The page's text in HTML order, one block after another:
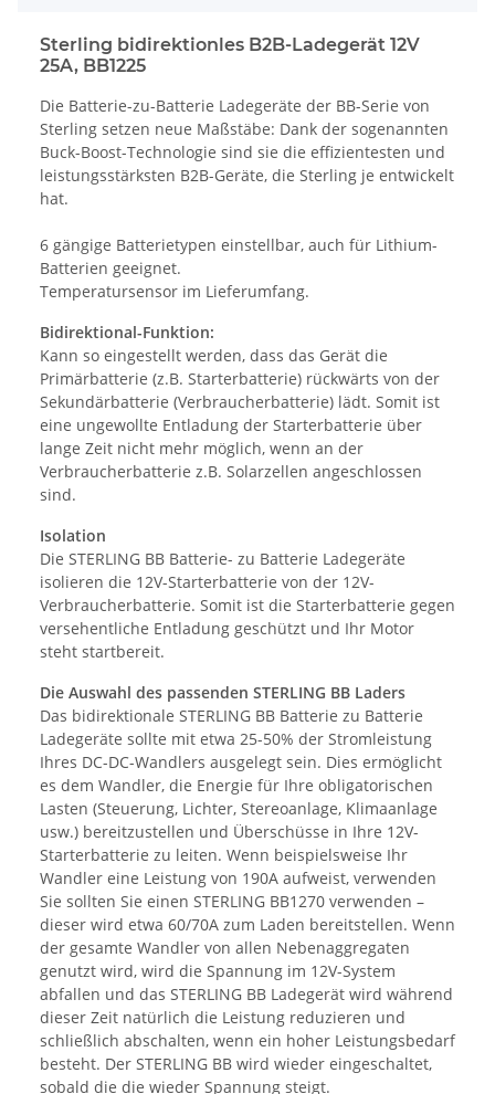
Sterling bidirektionles B2B-Ladegerät 12V
25A, BB1225
Die Batterie-zu-Batterie Ladegeräte der BB-Serie von
Sterling setzen neue Maßstäbe: Dank der sogenannten
Buck-Boost-Technologie sind sie die effizientesten und
leistungsstärksten B2B-Geräte, die Sterling je entwickelt
hat.
6 gängige Batterietypen einstellbar, auch für Lithium-
Batterien geeignet.
Temperatursensor im Lieferumfang.
Bidirektional-Funktion:
Kann so eingestellt werden, dass das Gerät die
Primärbatterie (z.B. Starterbatterie) rückwärts von der
Sekundärbatterie (Verbraucherbatterie) lädt. Somit ist
eine ungewollte Entladung der Starterbatterie über
lange Zeit nicht mehr möglich, wenn an der
Verbraucherbatterie z.B. Solarzellen angeschlossen
sind.
Isolation
Die STERLING BB Batterie- zu Batterie Ladegeräte
isolieren die 12V-Starterbatterie von der 12V-
Verbraucherbatterie. Somit ist die Starterbatterie gegen
versehentliche Entladung geschützt und Ihr Motor
steht startbereit.
Die Auswahl des passenden STERLING BB Laders
Das bidirektionale STERLING BB Batterie zu Batterie
Ladegeräte sollte mit etwa 25-50% der Stromleistung
Ihres DC-DC-Wandlers ausgelegt sein. Dies ermöglicht
es dem Wandler, die Energie für Ihre obligatorischen
Lasten (Steuerung, Lichter, Stereoanlage, Klimaanlage
usw.) bereitzustellen und Überschüsse in Ihre 12V-
Starterbatterie zu leiten. Wenn beispielsweise Ihr
Wandler eine Leistung von 190A aufweist, verwenden
Sie sollten Sie einen STERLING BB1270 verwenden –
dieser wird etwa 60/70A zum Laden bereitstellen. Wenn
der gesamte Wandler von allen Nebenaggregaten
genutzt wird, wird die Spannung im 12V-System
abfallen und das STERLING BB Ladegerät wird während
dieser Zeit natürlich die Leistung reduzieren und
schließlich abschalten, wenn ein hoher Leistungsbedarf
besteht. Der STERLING BB wird wieder eingeschaltet,
sobald die die wieder Spannung steigt.